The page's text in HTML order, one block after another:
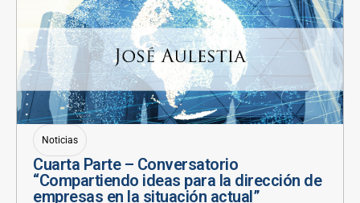
Noticias
Cuarta Parte – Conversatorio
“Compartiendo ideas para la dirección de
empresas en la situación actual”